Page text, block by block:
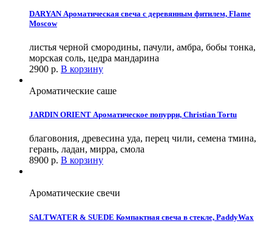
DARYAN Ароматическая свеча с деревянным фитилем, Flame
Moscow
листья черной смородины, пачули, амбра, бобы тонка,
морская соль, цедра мандарина
2900 р. В корзину
Ароматические саше
JARDIN ORIENT Ароматическое попурри, Christian Tortu
благовония, древесина уда, перец чили, семена тмина,
герань, ладан, мирра, смола
8900 р. В корзину
Ароматические свечи
SALTWATER & SUEDE Компактная свеча в стекле, PaddyWax